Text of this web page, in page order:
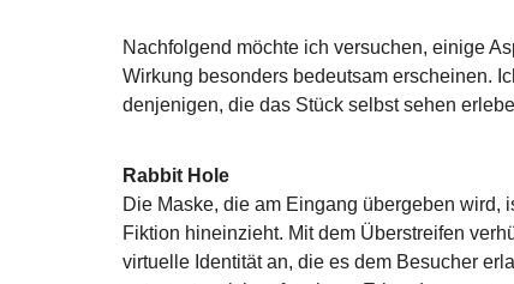
Nachfolgend möchte ich versuchen, einige
Wirkung besonders bedeutsam erscheinen.
denjenigen, die das Stück selbst sehen
Rabbit Hole
Die Maske, die am Eingang übergeben wird,
Fiktion hineinzieht. Mit dem Überstreifen
virtuelle Identität an, die es dem Besucher